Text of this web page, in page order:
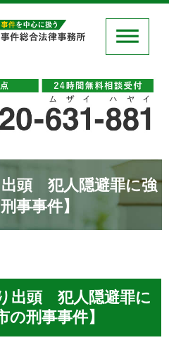
頭 犯人隠避罪に強
事事件】
出頭 犯人隠避罪に
刑事事件】